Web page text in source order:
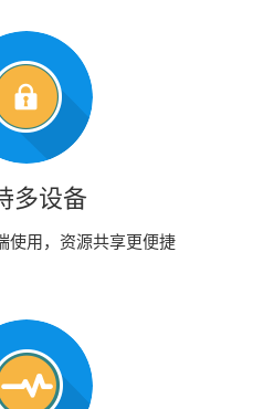
多设备
使用，资源共享更便捷